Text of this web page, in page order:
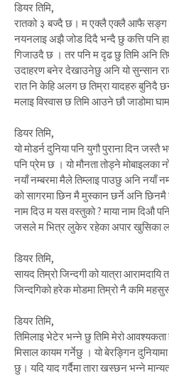
डियर तिमि,
रातको ३ बज्दै छ। म एक्लै एक्लै आफै सङ्ग
नयनलाइ अझै जोड दिदै भन्दै छु कत्ति पनि
गिजाउदै छ । तर पनि म दृढ छु तिमि अनि
उदाहरण बनेर देखाउनेछु अनि यो सुन्सान
रात नि केहि अलग छ तिम्रा यादहरु बुनिदै
मलाइ विस्वास छ तिमि आउने छौ जाडोमा
डियर तिमि,
यो मोडर्न दुनिया पनि युगौ पुराना दिन जस्तै
पनि प्रेम छ । यो मौनता तोड्ने मोबाइलका
नयाँ नम्बरमा मैले तिम्लाइ पाउछु अनि नयाँ
को सागरमा छिन मै मुस्कान छर्ने अनि छिनमै
नाम दिउ म यस वस्तुको ? माया नाम दिऔ
जसले म भित्र लुकेर रहेका अपार खुसिका
डियर तिमि,
सायद तिम्रो जिन्दगी को यात्रा
जिन्दगिको हरेक मोडमा तिम्रो नै कमि
डियर तिमि,
तिमिलाइ भेटेर भन्ने छु तिमि मेरो आवश्यकता
मिसाल कायम गर्नेछु । यो बेरङ्गिन
छु। यदि याद गर्दैमा तारा खस्छन भन्ने